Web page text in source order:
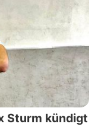
Sturm kündigt